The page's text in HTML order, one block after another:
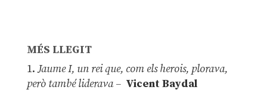
MÉS LLEGIT
1.Jaume I, un rei que, com els herois, plorava,
però també liderava – Vicent Baydal